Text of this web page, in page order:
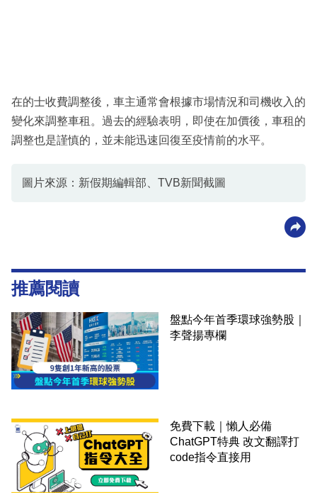
在的士收費調整後，車主通常會根據市場情況和司機收入的
變化來調整車租。過去的經驗表明，即使在加價後，車租的
調整也是謹慎的，並未能迅速回復至疫情前的水平。
圖片來源：新假期編輯部、TVB新聞截圖
推薦閱讀
盤點今年首季環球強勢股｜
李聲揚專欄
免費下載｜懶人必備
ChatGPT特典 改文翻譯打
code指令直接用